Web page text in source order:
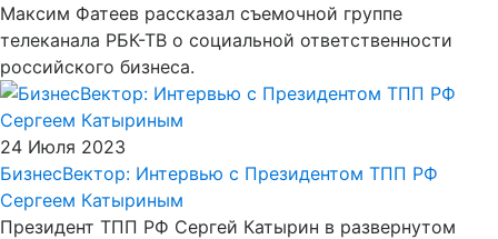
Максим Фатеев рассказал съемочной группе
телеканала РБК-ТВ о социальной ответственности
российского бизнеса.
24 Июля 2023
БизнесВектор: Интервью с Президентом ТПП РФ
Сергеем Катыриным
Президент ТПП РФ Сергей Катырин в развернутом